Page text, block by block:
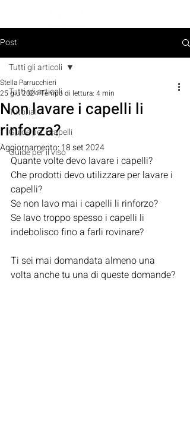
Post
Tutti gli articoli
Tutorial
Guide per i capelli
Guide per il viso
Tutti gli articoli
Non lavare i capelli li
rinforza?
Stella Parrucchieri
25 giu 2024Tempo di lettura: 4 min
Aggiornamento:18 set 2024
Quante volte devo lavare i capelli?
Che prodotti devo utilizzare per lavare i
capelli?
Se non lavo mai i capelli li rinforzo?
Se lavo troppo spesso i capelli li
indebolisco fino a farli rovinare?
Ti sei mai domandata almeno una
volta anche tu una di queste domande?